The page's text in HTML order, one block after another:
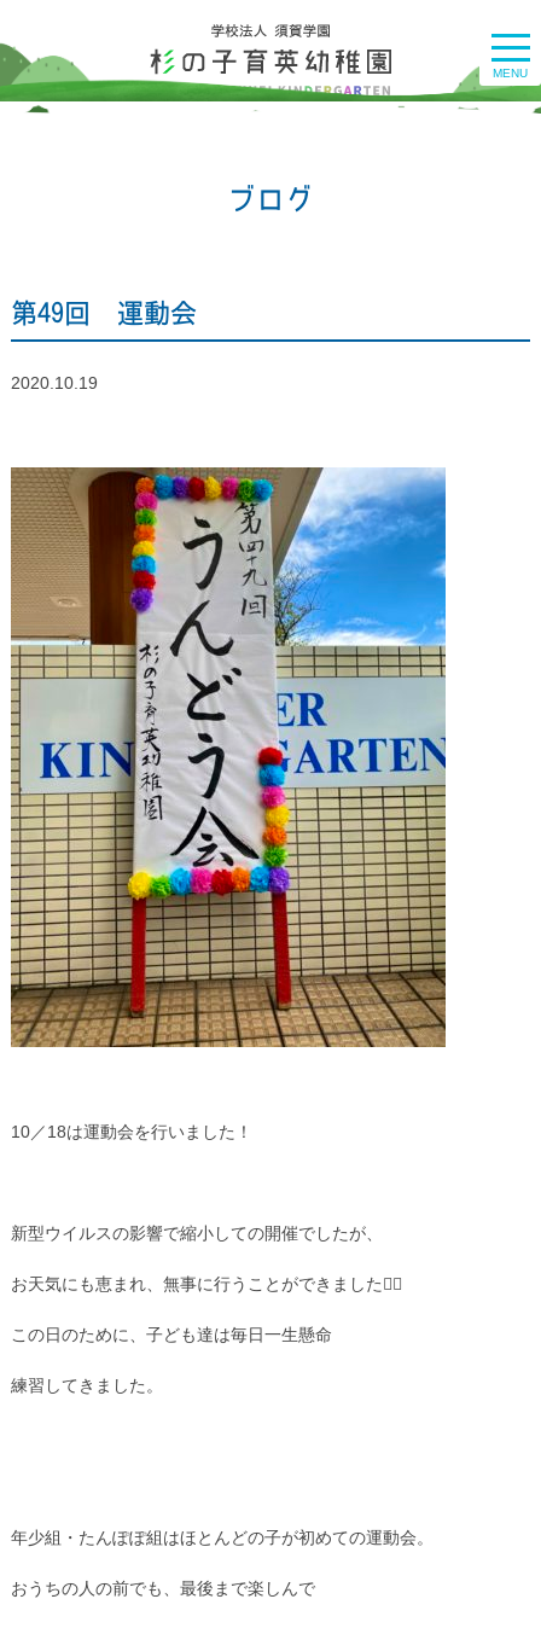
MENU
ブログ
第49回 運動会
2020.10.19
10／18は運動会を行いました！
新型ウイルスの影響で縮小しての開催でしたが、
お天気にも恵まれ、無事に行うことができました🏳‍🌈
この日のために、子ども達は毎日一生懸命
練習してきました。
年少組・たんぽぽ組はほとんどの子が初めての運動会。
おうちの人の前でも、最後まで楽しんで